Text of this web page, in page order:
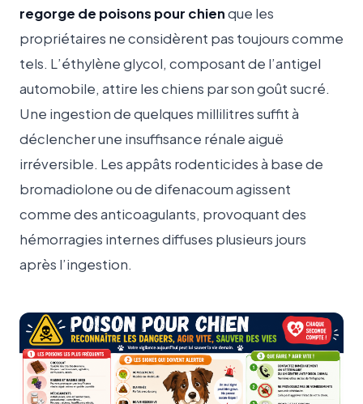
regorge de poisons pour chienque les
propriétaires ne considèrent pas toujours comme
tels. L’éthylène glycol, composant de l’antigel
automobile, attire les chiens par son goût sucré.
Une ingestion de quelques millilitres suffit à
déclencher une insuffisance rénale aiguë
irréversible. Les appâts rodenticides à base de
bromadiolone ou de difenacoum agissent
comme des anticoagulants, provoquant des
hémorragies internes diffuses plusieurs jours
après l’ingestion.